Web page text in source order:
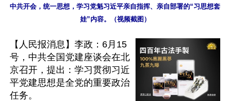
中共开会，统一思想，学习党魁习近平亲自指挥、亲自部署的“习思想套
娃”内容。（视频截图）
【人民报消息】李政：6月15
号，中共全国党建座谈会在北
京召开，提出：学习贯彻习近
平党建思想是全党的重要政治
任务。